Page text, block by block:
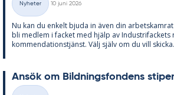
Kategorier
Nyheter
10 juni 2026
Nu kan du en­kelt bju­da in även din
bli med­lem i fac­ket med hjälp av
kom­men­da­tions­tjänst. Välj själv om du vill
An­sök om Bild­nings­fon­dens